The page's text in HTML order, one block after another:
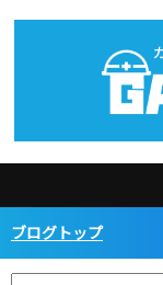
ブログトップ